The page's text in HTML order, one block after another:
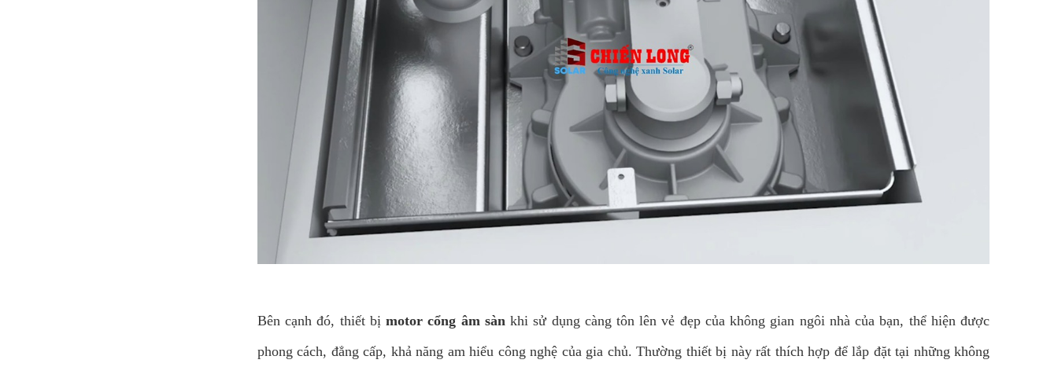
Bên cạnh đó, thiết bịmotor cổng âm sànkhi sử dụng càng tôn lên vẻ đẹp của không gian ngôi nhà của bạn, thể hiện được
phong cách, đẳng cấp, khả năng am hiểu công nghệ của gia chủ. Thường thiết bị này rất thích hợp để lắp đặt tại những không